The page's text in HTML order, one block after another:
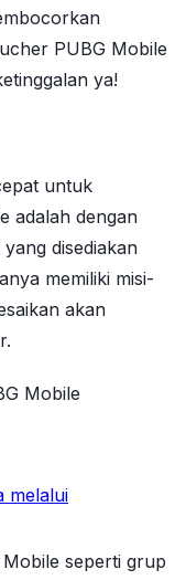
PUBG Mobile
ya!
untuk
adalah dengan
disediakan
memiliki misi-
akan
Mobile
melalui
seperti grup